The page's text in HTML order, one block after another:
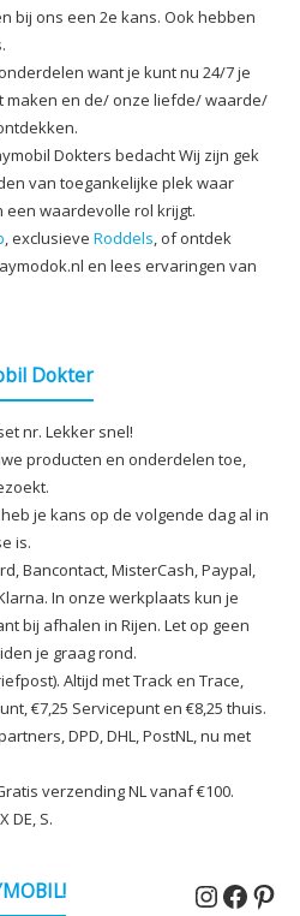
bij ons een 2e kans. Ook hebben
want je kunt nu 24/7 je
maken en de/ onze liefde/ waarde/
Dokters bedacht Wij zijn gek
van toegankelijke plek waar
waardevolle rol krijgt.
, exclusieve Roddels, of ontdek
en lees ervaringen van
Dokter
nr. Lekker snel!
producten en onderdelen toe,
je kans op de volgende dag al in
is.
Bancontact, MisterCash, Paypal,
In onze werkplaats kun je
bij afhalen in Rijen. Let op geen
je graag rond.
Altijd met Track en Trace,
€7,25 Servicepunt en €8,25 thuis.
DPD, DHL, PostNL, nu met
verzending NL vanaf €100.
DE, S.